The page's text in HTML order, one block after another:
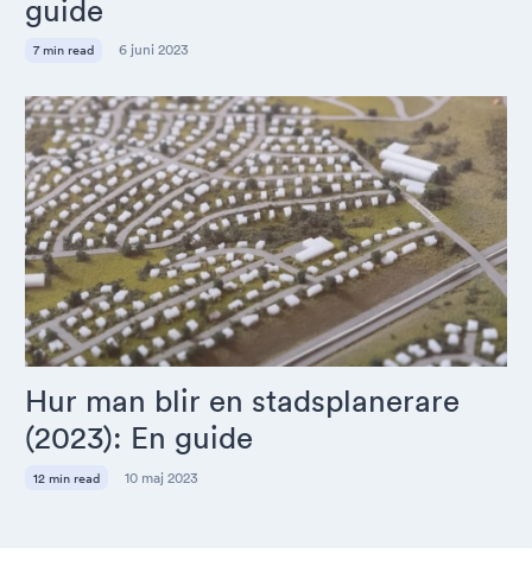
guide
7 min read 6 juni 2023
Hur man blir en stadsplanerare
(2023): En guide
12 min read 10 maj 2023